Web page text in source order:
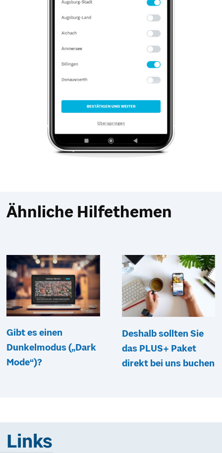
Ähnliche Hilfethemen
Gibt es einen
Dunkelmodus („Dark
Mode“)?
Deshalb sollten Sie
das PLUS+ Paket
direkt bei uns buchen
Links